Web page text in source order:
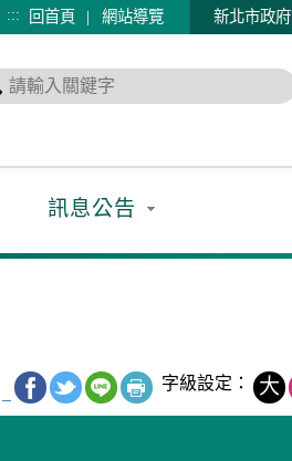
::: 回首頁 | 網站導覽 新北市政府
訊息公告
字級設定： 大